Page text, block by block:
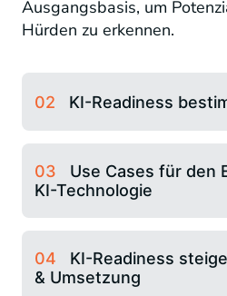
Ausgangsbasis, um
Hürden zu erkennen.
02 KI-Readiness
03
Use Cases für den
KI-Technologie
04
KI-Readiness
& Umsetzung